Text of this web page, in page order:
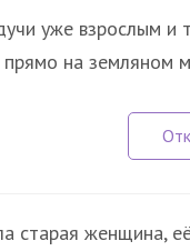
уже взрослым и
прямо на земляном
старая женщина,